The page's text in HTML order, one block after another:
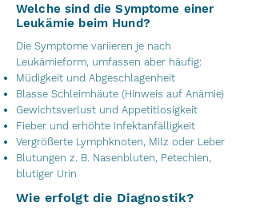
Welche sind die Symptome einer
Leukämie beim Hund?
Die Symptome variieren je nach
Leukämieform, umfassen aber häufig:
Müdigkeit und Abgeschlagenheit
Blasse Schleimhäute (Hinweis auf Anämie)
Gewichtsverlust und Appetitlosigkeit
Fieber und erhöhte Infektanfälligkeit
Vergrößerte Lymphknoten, Milz oder Leber
Blutungen z. B. Nasenbluten, Petechien,
blutiger Urin
Wie erfolgt die Diagnostik?